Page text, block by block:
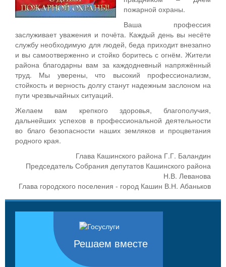
пожарной охраны.
Ваша профессия
заслуживает уважения и почёта. Каждый день вы несёте
службу необходимую для людей, беда приходит внезапно
и вы самоотверженно и стойко боритесь с огнём. Жители
района благодарны вам за каждодневный напряжённый
труд. Мы уверены, что высокий профессионализм,
стойкость и верность долгу станут надежным заслоном на
пути чрезвычайных ситуаций.
Желаем вам крепкого здоровья, благополучия,
дальнейших успехов в профессиональной деятельности
во благо безопасности наших земляков и процветания
родного края.
Глава Кашинского района Г.Г. Баландин
Председатель Собрания депутатов Кашинского района
Н.В. Леванова
Глава городского поселения - город Кашин В.Н. Абаньков
Решаем вместе